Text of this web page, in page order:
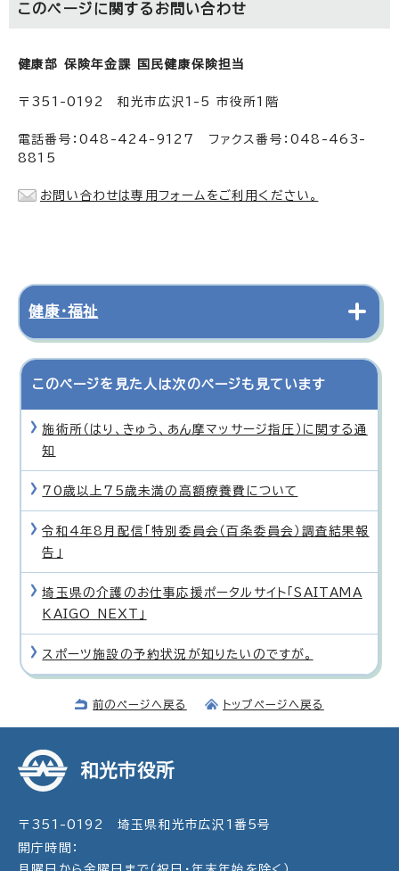
このページに関する お問い合わせ
健康部 保険年金課 国民健康保険担当
〒351-0192 和光市広沢1-5 市役所1階
電話番号：048-424-9127 ファクス番号：048-463-
8815
お問い合わせは専用フォームをご利用ください。
健康・福祉
このページを見た人は次のページも見ています
施術所（はり、きゅう、あん摩マッサージ指圧）に関する通
知
70歳以上75歳未満の高額療養費について
令和4年8月配信「特別委員会（百条委員会）調査結果報
告」
埼玉県の介護のお仕事応援ポータルサイト「SAITAMA
KAIGO NEXT」
スポーツ施設の予約状況が知りたいのですが。
前のページへ戻る トップページへ戻る
和光市役所
〒351-0192 埼玉県和光市広沢1番5号
開庁時間：